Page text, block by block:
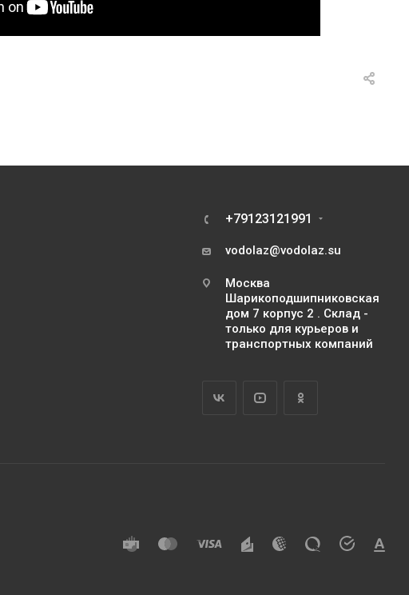
+79123121991
vodolaz@vodolaz.su
Москва
Шарикоподшипниковская
дом 7 корпус 2 . Склад -
только для курьеров и
транспортных компаний